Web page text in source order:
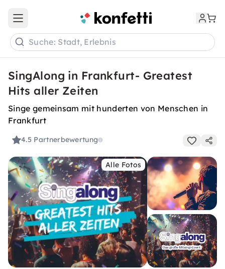
Open main menu
Suche: Stadt, Erlebnis
SingAlong in Frankfurt- Greatest
Hits aller Zeiten
Singe gemeinsam mit hunderten von Menschen in
Frankfurt
4.5 Partnerbewertung
Alle Fotos